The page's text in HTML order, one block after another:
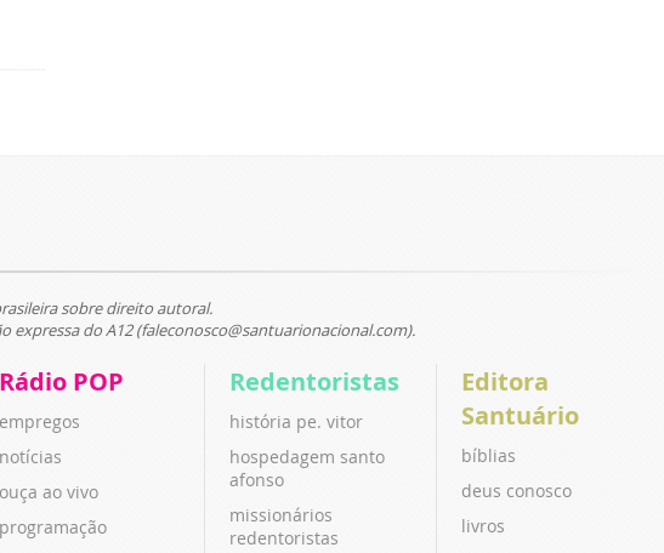
sobre direito autoral.
do A12 (faleconosco@santuarionacional.com).
Rádio POP
empregos
notícias
ouça ao vivo
programação
Redentoristas
história pe. vitor
hospedagem santo
afonso
missionários
redentoristas
Editora
Santuário
bíblias
deus conosco
livros